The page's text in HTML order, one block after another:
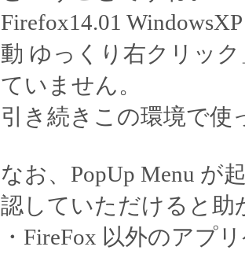
Firefox14.01
動 ゆっくり右クリッ
ていません。
引き続きこの環境で使
なお、PopUp Menu が
認していただけると助
・FireFox 以外のアプ